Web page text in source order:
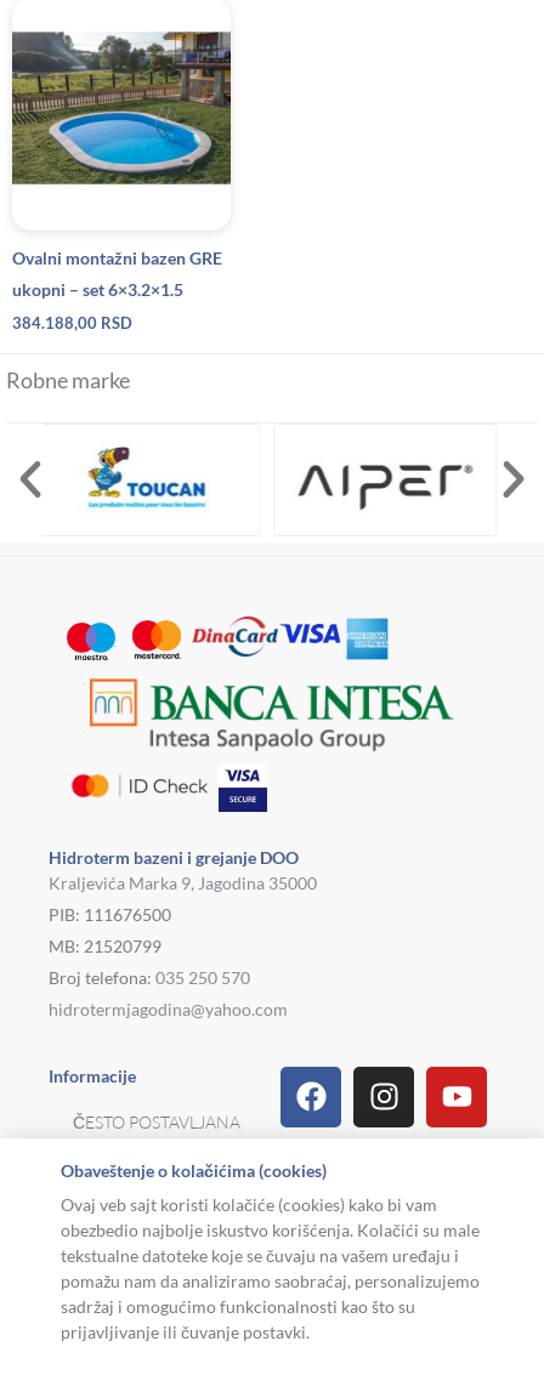
Ovalni montažni bazen GRE
ukopni – set 6×3.2×1.5
384.188,00 RSD
Robne marke
Hidroterm bazeni i grejanje DOO
Kraljevića Marka 9, Jagodina 35000
PIB: 111676500
MB: 21520799
Broj telefona: 035 250 570
hidrotermjagodina@yahoo.com
Informacije
ČESTO POSTAVLJANA
REKLAMACIJE I
POVRAT ROBE
USLOVI KORIŠĆENJA
FacebookInstagram
Linkedin
Viber
TiktokPinterest
Obaveštenje o kolačićima (cookies)
Ovaj veb sajt koristi kolačiće (cookies) kako bi vam
obezbedio najbolje iskustvo korišćenja. Kolačići su male
tekstualne datoteke koje se čuvaju na vašem uređaju i
pomažu nam da analiziramo saobraćaj, personalizujemo
sadržaj i omogućimo funkcionalnosti kao što su
prijavljivanje ili čuvanje postavki.